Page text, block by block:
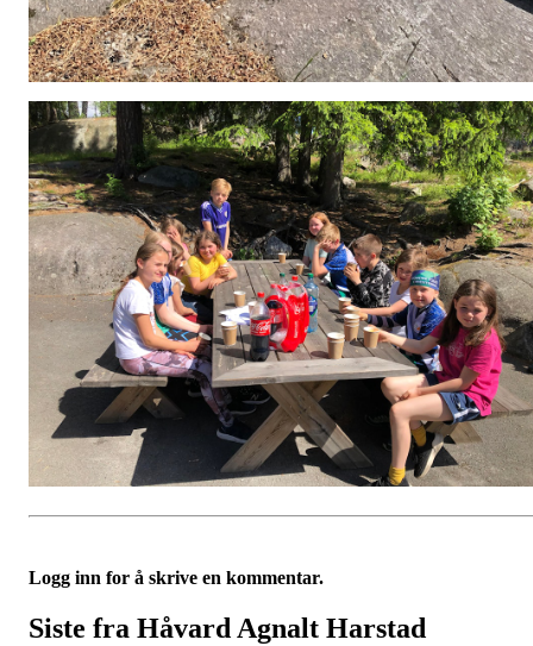
Logg inn for å skrive en kommentar.
Siste fra Håvard Agnalt Harstad